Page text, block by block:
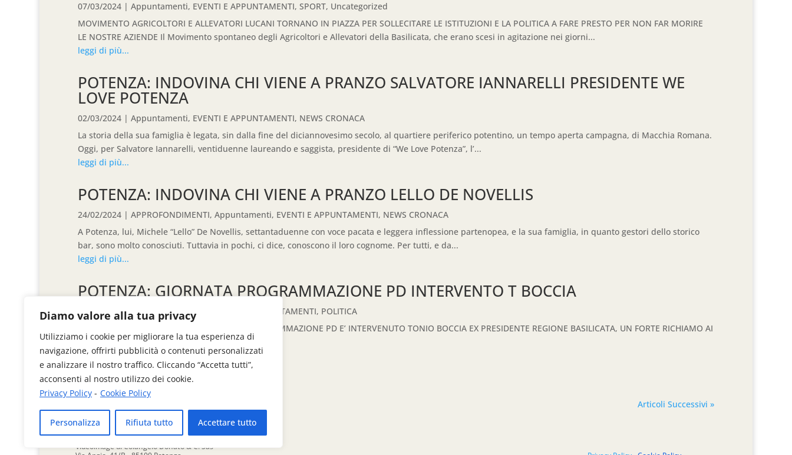
Diamo valore alla tua privacy
Utilizziamo i cookie per migliorare la tua esperienza di
navigazione, offrirti pubblicità o contenuti personalizzati
e analizzare il nostro traffico. Cliccando “Accetta tutti”,
acconsenti al nostro utilizzo dei cookie.
Privacy Policy - Cookie Policy
Personalizza Rifiuta tutto Accettare tutto
07/03/2024 |Appuntamenti, EVENTI E APPUNTAMENTI,SPORT, Uncategorized
MOVIMENTO AGRICOLTORI E ALLEVATORI LUCANI TORNANO IN PIAZZA PER SOLLECITARE LE ISTITUZIONI E LA POLITICA A FARE PRESTO PER NON FAR MORIRE
LE NOSTRE AZIENDE Il Movimento spontaneo degli Agricoltori e Allevatori della Basilicata, che erano scesi in agitazione nei giorni...
leggi di più...
POTENZA: INDOVINA CHI VIENE A PRANZO SALVATORE IANNARELLI PRESIDENTE WE
LOVE POTENZA
02/03/2024 |Appuntamenti, EVENTI E APPUNTAMENTI, NEWS CRONACA
La storia della sua famiglia è legata, sin dalla fine del diciannovesimo secolo, al quartiere periferico potentino, un tempo aperta campagna, di Macchia Romana.
Oggi, per Salvatore Iannarelli, ventiduenne laureando e saggista, presidente di “We Love Potenza”, l’...
leggi di più...
POTENZA: INDOVINA CHI VIENE A PRANZO LELLO DE NOVELLIS
24/02/2024 |APPROFONDIMENTI,Appuntamenti, EVENTI E APPUNTAMENTI, NEWS CRONACA
A Potenza, lui, Michele “Lello” De Novellis, settantaduenne con voce pacata e leggera inflessione partenopea, e la sua famiglia, in quanto gestori dello storico
bar, sono molto conosciuti. Tuttavia in pochi, ci dice, conoscono il loro cognome. Per tutti, e da...
leggi di più...
POTENZA: GIORNATA PROGRAMMAZIONE PD INTERVENTO T BOCCIA
18/02/2024|APPROFONDIMENTI EVENTI E APPUNTAMENTI, POLITICA
A CONCLUSIONE IERI DELLA GIORNATA DI PROGRAMMAZIONE PD E’ INTERVENUTO TONIO BOCCIA EX PRESIDENTE REGIONE BASILICATA, UN FORTE RICHIAMO AI
VALORI. Link video https://youtu.be/pTmyiUnqVFo
leggi di più...
Articoli Successivi »
Videoimage di Colangelo Donato & C. Sas